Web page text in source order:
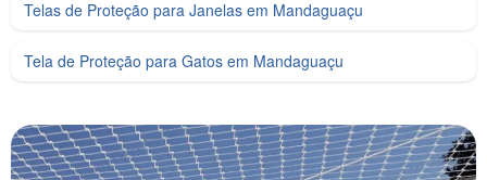
Telas de Proteção para Janelas em Mandaguaçu
Tela de Proteção para Gatos em Mandaguaçu